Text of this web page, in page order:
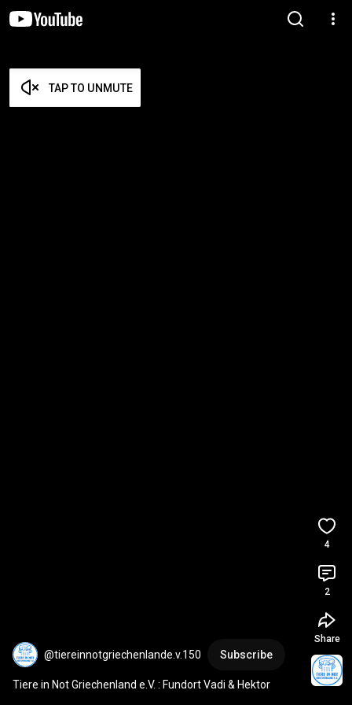
TAP TO UNMUTE
@tiereinnotgriechenlande.v.150 Subscribe
Tiere in Not Griechenland e.V. : Fundort Vadi & Hektor
4
2
Share